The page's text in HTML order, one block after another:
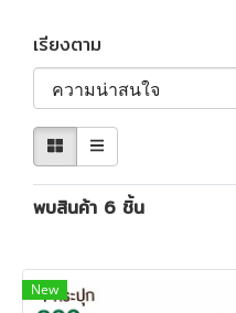
เรียงตาม
พบสินค้า 6 ชิ้น
New